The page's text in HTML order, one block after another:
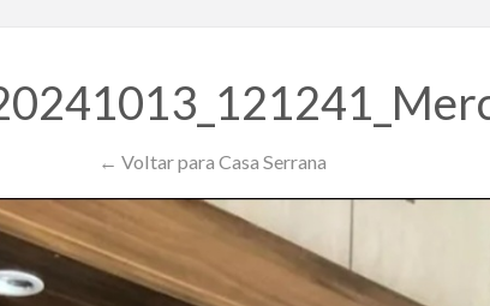
← Voltar para Casa Serrana